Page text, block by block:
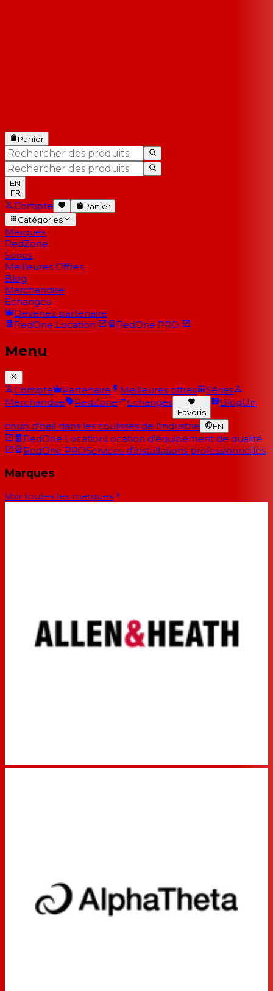
Panier
EN
FR
Compte
Panier
Catégories
Marques
RedZone
Séries
Meilleures Offres
Blog
Marchandise
Échanges
Devenez partenaire
RedOne Location RedOne PRO
Menu
Compte Partenaire Meilleures offres
Séries
Merchandise
RedZone Échanges
Favoris
BlogUn
coup d'oeil dans les coulisses de l'industrie EN
RedOne LocationLocation d'équipement de qualité
RedOne PROServices d'installations professionnelles
Marques
Voir toutes les marques